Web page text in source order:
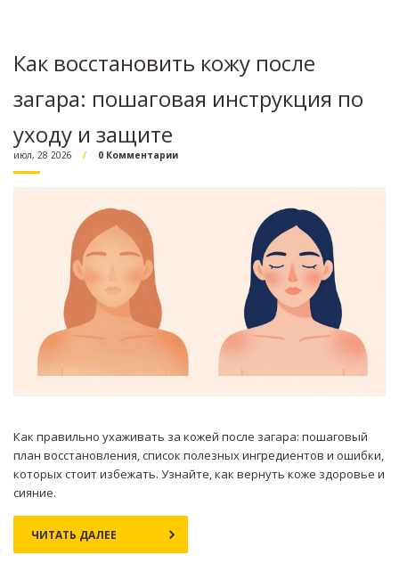
Как восстановить кожу после
загара: пошаговая инструкция по
уходу и защите
июл, 28 2026 0 Комментарии
Как правильно ухаживать за кожей после загара: пошаговый
план восстановления, список полезных ингредиентов и ошибки,
которых стоит избежать. Узнайте, как вернуть коже здоровье и
сияние.
ЧИТАТЬ ДАЛЕЕ